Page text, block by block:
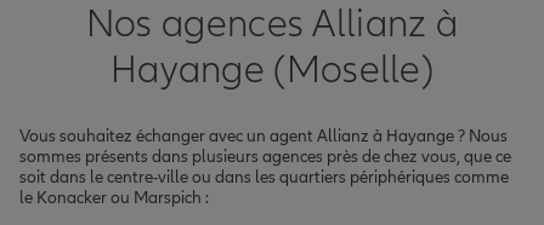
Nos agences Allianz à
Hayange (Moselle)
Vous souhaitez échanger avec un agent Allianz à Hayange ? Nous
sommes présents dans plusieurs agences près de chez vous, que ce
soit dans le centre-ville ou dans les quartiers périphériques comme
le Konacker ou Marspich :